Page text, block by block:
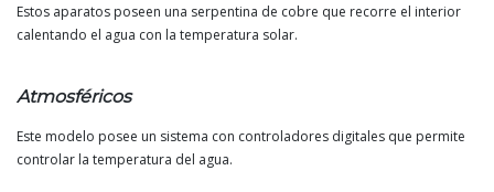
Estos aparatos poseen una serpentina de cobre que recorre el interior
calentando el agua con la temperatura solar.
Atmosféricos
Este modelo posee un sistema con controladores digitales que permite
controlar la temperatura del agua.